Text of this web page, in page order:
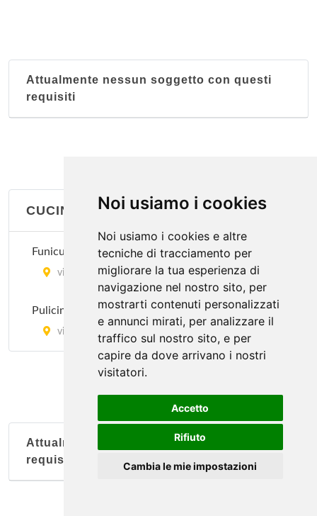
Noi usiamo i cookies
Noi usiamo i cookies e altre
tecniche di tracciamento per
migliorare la tua esperienza di
navigazione nel nostro sito, per
mostrarti contenuti personalizzati
e annunci mirati, per analizzare il
traffico sul nostro sito, e per
capire da dove arrivano i nostri
visitatori.
Accetto
Rifiuto
Cambia le mie impostazioni
Attualmente nessun soggetto con questi
requisiti
CUCINA CAMPANA
Funiculì
via il Prato 81/r, Firenze
Pulicinella
via Piero Gobetti 19/21, Empoli
Attualmente nessun soggetto con questi
requisiti